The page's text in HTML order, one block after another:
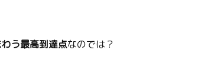
う最高到達点なのでは？